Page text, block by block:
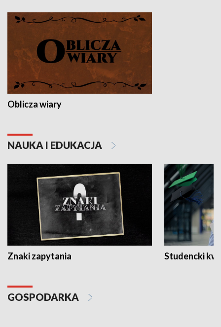
Oblicza wiary
NAUKA I EDUKACJA
Znaki zapytania Studencki
GOSPODARKA